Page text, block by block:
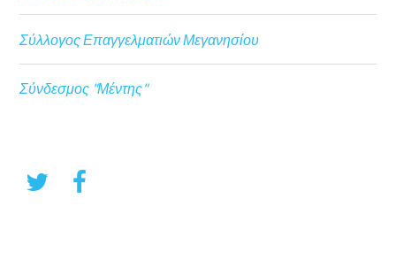
Σύλλογος Επαγγελματιών Μεγανησίου
Σύνδεσμος "Μέντης"